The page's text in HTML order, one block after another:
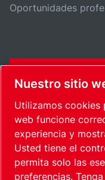
Oportunidades
Nuestro sitio
Utilizamos cookies
web funcione
experiencia y
Usted tiene el
permita solo las
preferencias.